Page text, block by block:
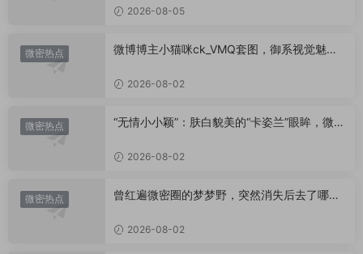
2026-08-05
微密热点
微博博主小猫咪ck_VMQ套图，御系视觉魅力
2026-08-02
微密热点
“无情小小颖”：肤白貌美的“卡姿兰”眼眸，微密
2026-08-02
微密热点
曾红遍微密圈的梦梦野，突然消失后去了哪
2026-08-02